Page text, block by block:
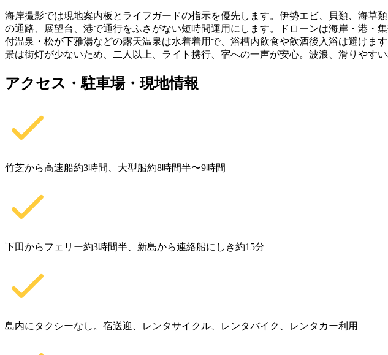
海岸撮影では現地案内板とライフガードの指示を優先します。伊勢エビ、貝類、海
の通路、展望台、港で通行をふさがない短時間運用にします。ドローンは海岸・港・
付温泉・松が下雅湯などの露天温泉は水着着用で、浴槽内飲食や飲酒後入浴は避けま
景は街灯が少ないため、二人以上、ライト携行、宿への一声が安心。波浪、滑りやす
アクセス・駐車場・現地情報
竹芝から高速船約3時間、大型船約8時間半〜9時間
下田からフェリー約3時間半、新島から連絡船にしき約15分
島内にタクシーなし。宿送迎、レンタサイクル、レンタバイク、レンタカー利用